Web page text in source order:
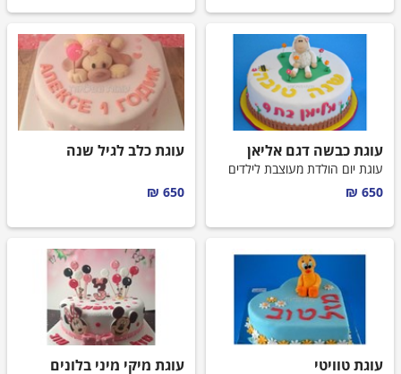
עוגת כבשה דגם אליאן
עוגת יום הולדת מעוצבת לילדים
650 ₪
עוגת כלב לגיל שנה
650 ₪
עוגת טוויטי עוגת מיקי מיני בלונים